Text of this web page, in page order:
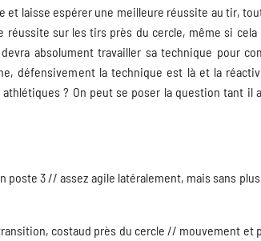
et laisse espérer une meilleure réussite au tir,
réussite sur les tirs près du cercle, même si
absolument travailler sa technique pour
défensivement la technique est là et la
? On peut se poser la question tant il
poste 3 // assez agile latéralement, mais sans
costaud près du cercle // mouvement et